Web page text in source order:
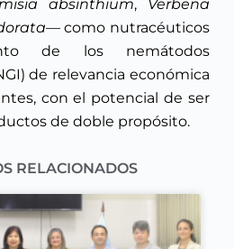
absinthium, Verbena
— como nutracéuticos
de los nemátodos
de relevancia económica
con el potencial de ser
de doble propósito.
RELACIONADOS